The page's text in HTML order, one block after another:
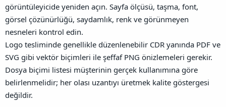
görüntüleyicide yeniden açın. Sayfa ölçüsü, taşma, font,
görsel çözünürlüğü, saydamlık, renk ve görünmeyen
nesneleri kontrol edin.
Logo tesliminde genellikle düzenlenebilir CDR yanında PDF ve
SVG gibi vektör biçimleri ile şeffaf PNG önizlemeleri gerekir.
Dosya biçimi listesi müşterinin gerçek kullanımına göre
belirlenmelidir; her olası uzantıyı üretmek kalite göstergesi
değildir.